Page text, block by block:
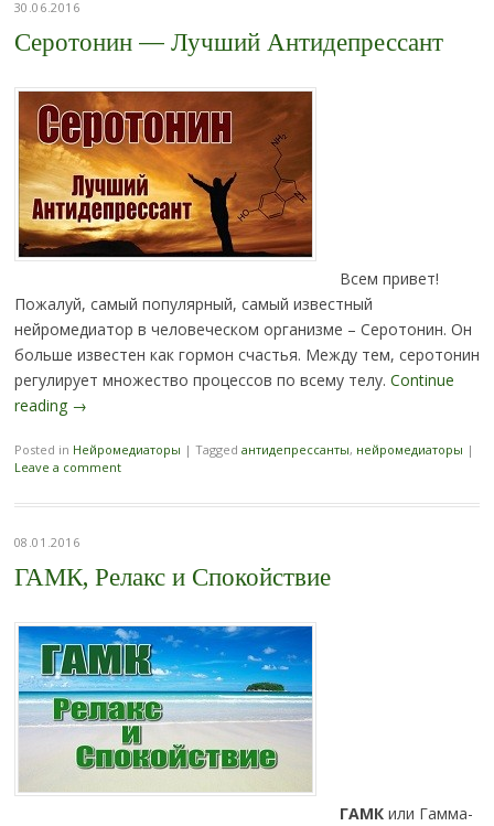
30.06.2016
Серотонин — Лучший Антидепрессант
Всем привет!
Пожалуй, самый популярный, самый известный
нейромедиатор в человеческом организме – Серотонин. Он
больше известен как гормон счастья. Между тем, серотонин
регулирует множество процессов по всему телу. Continue
reading →
Posted in Нейромедиаторы | Tagged антидепрессанты, нейромедиаторы |
Leave a comment
08.01.2016
ГАМК, Релакс и Спокойствие
ГАМКили Гамма-